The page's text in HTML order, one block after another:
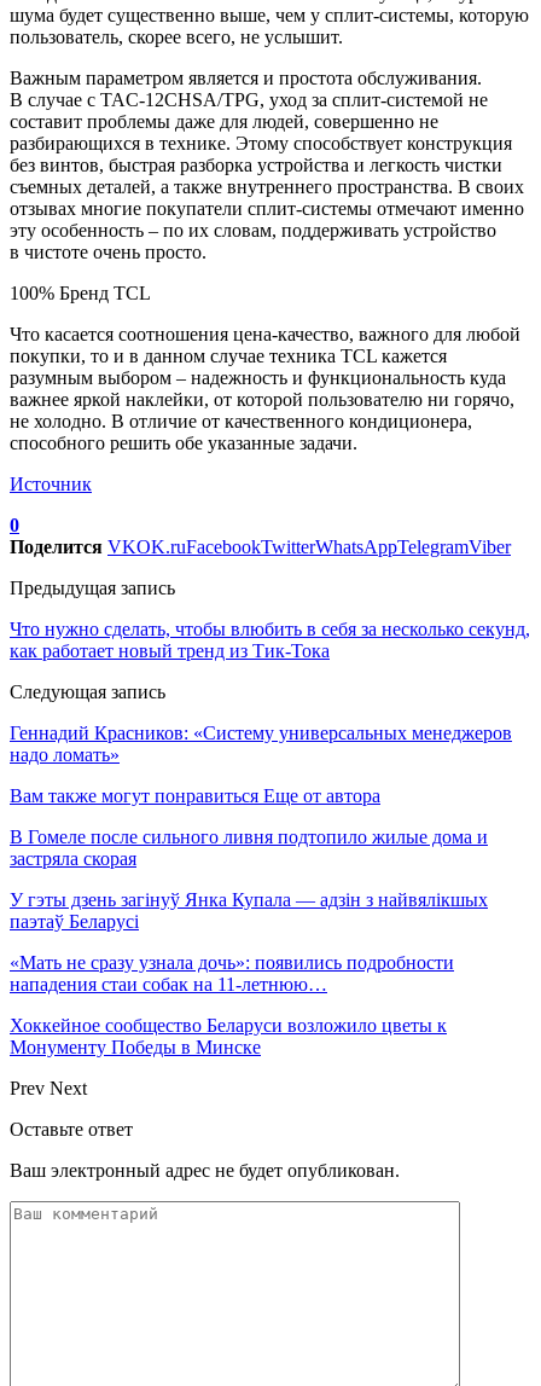
шума будет существенно выше, чем у сплит-системы, которую
пользователь, скорее всего, не услышит.
Важным параметром является и простота обслуживания.
В случае с TAC-12CHSA/TPG, уход за сплит-системой не
составит проблемы даже для людей, совершенно не
разбирающихся в технике. Этому способствует конструкция
без винтов, быстрая разборка устройства и легкость чистки
съемных деталей, а также внутреннего пространства. В своих
отзывах многие покупатели сплит-системы отмечают именно
эту особенность – по их словам, поддерживать устройство
в чистоте очень просто.
100% Бренд TCL
Что касается соотношения цена-качество, важного для любой
покупки, то и в данном случае техника TCL кажется
разумным выбором – надежность и функциональность куда
важнее яркой наклейки, от которой пользователю ни горячо,
не холодно. В отличие от качественного кондиционера,
способного решить обе указанные задачи.
Источник
0
Поделится VKOK.ruFacebookTwitterWhatsAppTelegramViber
Предыдущая запись
Что нужно сделать, чтобы влюбить в себя за несколько секунд,
как работает новый тренд из Тик-Тока
Следующая запись
Геннадий Красников: «Систему универсальных менеджеров
надо ломать»
Вам также могут понравиться Еще от автора
В Гомеле после сильного ливня подтопило жилые дома и
застряла скорая
У гэты дзень загінуў Янка Купала — адзін з найвялікшых
паэтаў Беларусі
«Мать не сразу узнала дочь»: появились подробности
нападения стаи собак на 11-летнюю…
Хоккейное сообщество Беларуси возложило цветы к
Монументу Победы в Минске
Prev Next
Оставьте ответ
Ваш электронный адрес не будет опубликован.